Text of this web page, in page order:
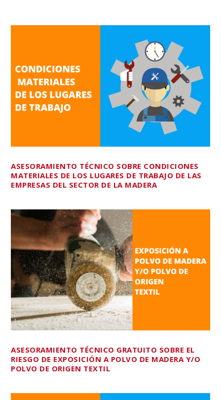
ASESORAMIENTO TÉCNICO SOBRE CONDICIONES
MATERIALES DE LOS LUGARES DE TRABAJO DE LAS
EMPRESAS DEL SECTOR DE LA MADERA
ASESORAMIENTO TÉCNICO GRATUITO SOBRE EL
RIESGO DE EXPOSICIÓN A POLVO DE MADERA Y/O
POLVO DE ORIGEN TEXTIL